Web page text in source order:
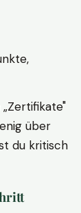
über
du kritisch